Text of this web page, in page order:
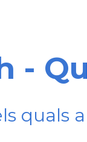
-
quals